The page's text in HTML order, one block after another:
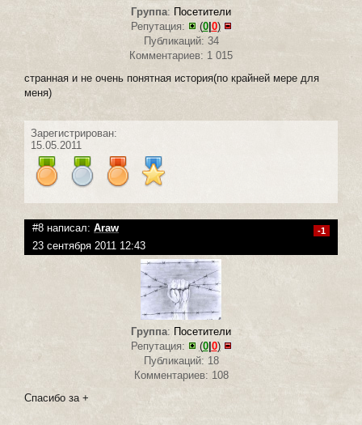
Группа: Посетители
Репутация:
(0| 0)
Публикаций: 34
Комментариев: 1 015
странная и не очень понятная история(по крайней мере для
меня)
Зарегистрирован:
15.05.2011
#8 написал: Araw -1
23 сентября 2011 12:43
Группа: Посетители
Репутация:
(0| 0)
Публикаций: 18
Комментариев: 108
Спасибо за +